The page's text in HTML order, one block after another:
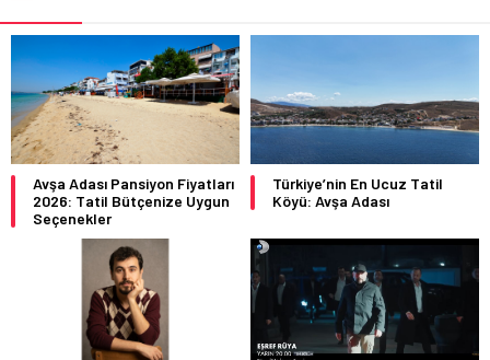
Avşa Adası Pansiyon Fiyatları
2026: Tatil Bütçenize Uygun
Seçenekler
Türkiye’nin En Ucuz Tatil
Köyü: Avşa Adası